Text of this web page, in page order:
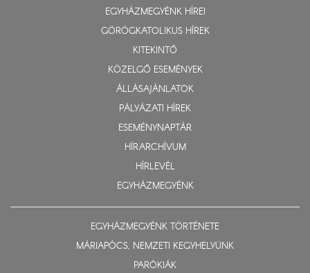
EGYHÁZMEGYÉNK HÍREI
GÖRÖGKATOLIKUS HÍREK
KITEKINTŐ
KÖZELGŐ ESEMÉNYEK
ÁLLÁSAJÁNLATOK
PÁLYÁZATI HÍREK
ESEMÉNYNAPTÁR
HÍRARCHÍVUM
HÍRLEVÉL
EGYHÁZMEGYÉNK
EGYHÁZMEGYÉNK TÖRTÉNETE
MÁRIAPÓCS, NEMZETI KEGYHELYÜNK
PARÓKIÁK